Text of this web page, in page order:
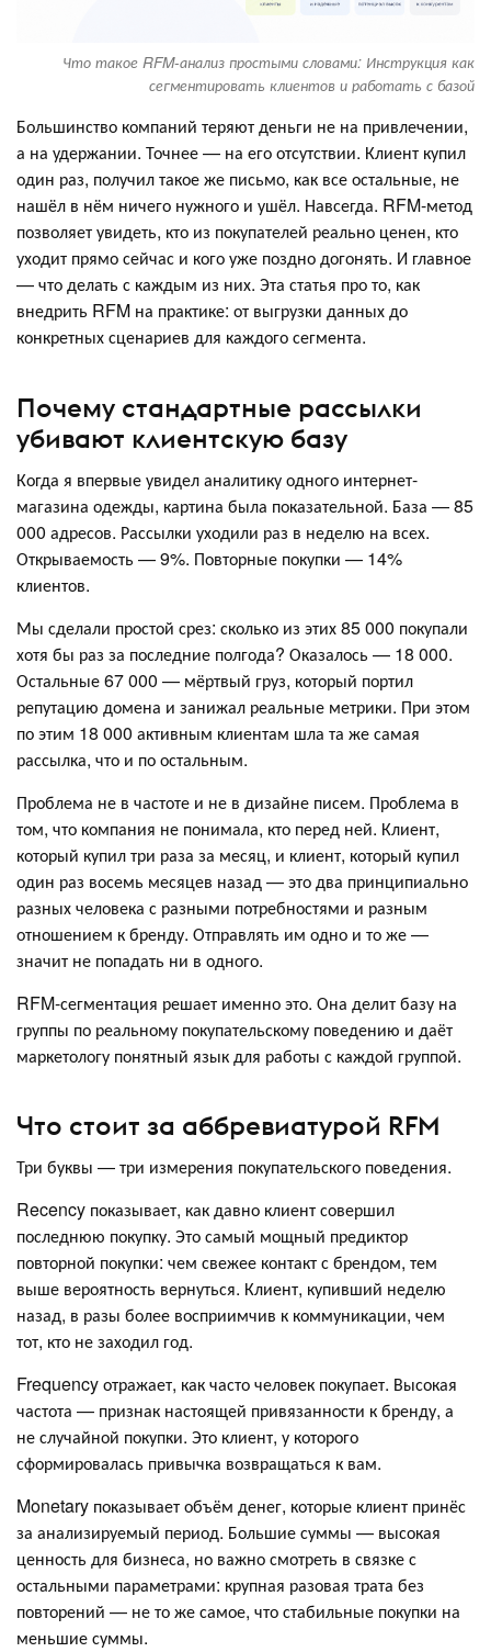
Что такое RFM-анализ простыми словами: Инструкция как
сегментировать клиентов и работать с базой
Большинство компаний теряют деньги не на привлечении,
а на удержании. Точнее — на его отсутствии. Клиент купил
один раз, получил такое же письмо, как все остальные, не
нашёл в нём ничего нужного и ушёл. Навсегда. RFM-метод
позволяет увидеть, кто из покупателей реально ценен, кто
уходит прямо сейчас и кого уже поздно догонять. И главное
— что делать с каждым из них. Эта статья про то, как
внедрить RFM на практике: от выгрузки данных до
конкретных сценариев для каждого сегмента.
Почему стандартные рассылки
убивают клиентскую базу
Когда я впервые увидел аналитику одного интернет-
магазина одежды, картина была показательной. База — 85
000 адресов. Рассылки уходили раз в неделю на всех.
Открываемость — 9%. Повторные покупки — 14%
клиентов.
Мы сделали простой срез: сколько из этих 85 000 покупали
хотя бы раз за последние полгода? Оказалось — 18 000.
Остальные 67 000 — мёртвый груз, который портил
репутацию домена и занижал реальные метрики. При этом
по этим 18 000 активным клиентам шла та же самая
рассылка, что и по остальным.
Проблема не в частоте и не в дизайне писем. Проблема в
том, что компания не понимала, кто перед ней. Клиент,
который купил три раза за месяц, и клиент, который купил
один раз восемь месяцев назад — это два принципиально
разных человека с разными потребностями и разным
отношением к бренду. Отправлять им одно и то же —
значит не попадать ни в одного.
RFM-сегментация решает именно это. Она делит базу на
группы по реальному покупательскому поведению и даёт
маркетологу понятный язык для работы с каждой группой.
Что стоит за аббревиатурой RFM
Три буквы — три измерения покупательского поведения.
Recency показывает, как давно клиент совершил
последнюю покупку. Это самый мощный предиктор
повторной покупки: чем свежее контакт с брендом, тем
выше вероятность вернуться. Клиент, купивший неделю
назад, в разы более восприимчив к коммуникации, чем
тот, кто не заходил год.
Frequency отражает, как часто человек покупает. Высокая
частота — признак настоящей привязанности к бренду, а
не случайной покупки. Это клиент, у которого
сформировалась привычка возвращаться к вам.
Monetary показывает объём денег, которые клиент принёс
за анализируемый период. Большие суммы — высокая
ценность для бизнеса, но важно смотреть в связке с
остальными параметрами: крупная разовая трата без
повторений — не то же самое, что стабильные покупки на
меньшие суммы.